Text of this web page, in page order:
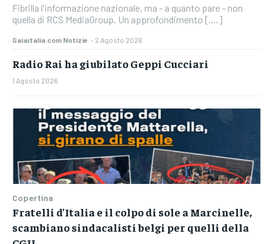
Fibrilla l'informazione nazionale, ma - a quanto pare - non
quella di RCS MediaGroup. Un approfondimento [....]
Gaiaitalia.com Notizie - 2 Agosto 2026
Radio Rai ha giubilato Geppi Cucciari
1 Agosto 2026
Copertina
Fratelli d’Italia e il colpo di sole a Marcinelle,
scambiano sindacalisti belgi per quelli della